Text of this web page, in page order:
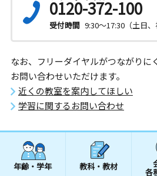
0120-372-100
受付時間 9:30～17:30（土日、
なお、フリーダイヤルがつながりに
お問い合わせいただけます。
近くの教室を案内してほしい
学習に関するお問い合わせ
年齢・学年 教科・教材
各